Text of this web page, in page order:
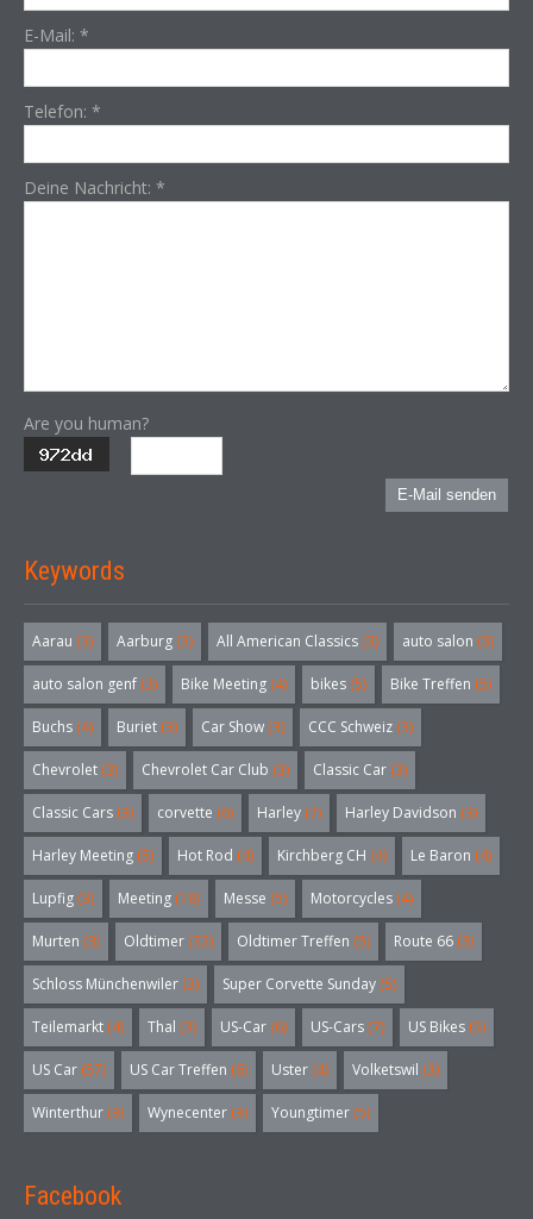
E-Mail: *
Telefon: *
Deine Nachricht: *
Are you human?
E-Mail senden
Keywords
Aarau (3) Aarburg (3) All American Classics (3) auto salon (3)
auto salon genf (3) Bike Meeting (4) bikes (5) Bike Treffen (5)
Buchs (4) Buriet (3) Car Show (3) CCC Schweiz (3)
Chevrolet (3) Chevrolet Car Club (3) Classic Car (3)
Classic Cars (3) corvette (6) Harley (7) Harley Davidson (3)
Harley Meeting (5) Hot Rod (4) Kirchberg CH (4) Le Baron (4)
Lupfig (3) Meeting (18) Messe (5) Motorcycles (4)
Murten (3) Oldtimer (32) Oldtimer Treffen (5) Route 66 (3)
Schloss Münchenwiler (3) Super Corvette Sunday (5)
Teilemarkt (4) Thal (3) US-Car (6) US-Cars (7) US Bikes (5)
US Car (57) US Car Treffen (6) Uster (4) Volketswil (3)
Winterthur (3) Wynecenter (3) Youngtimer (5)
Facebook